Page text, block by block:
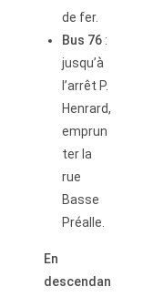
de fer.
Bus 76:
jusqu’à
l’arrêt P.
Henrard,
emprun
ter la
rue
Basse
Préalle.
En
descendan